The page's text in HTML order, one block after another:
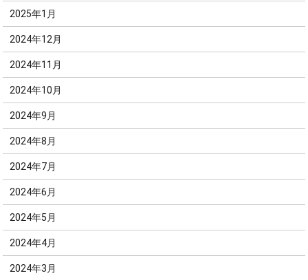
2025年1月
2024年12月
2024年11月
2024年10月
2024年9月
2024年8月
2024年7月
2024年6月
2024年5月
2024年4月
2024年3月